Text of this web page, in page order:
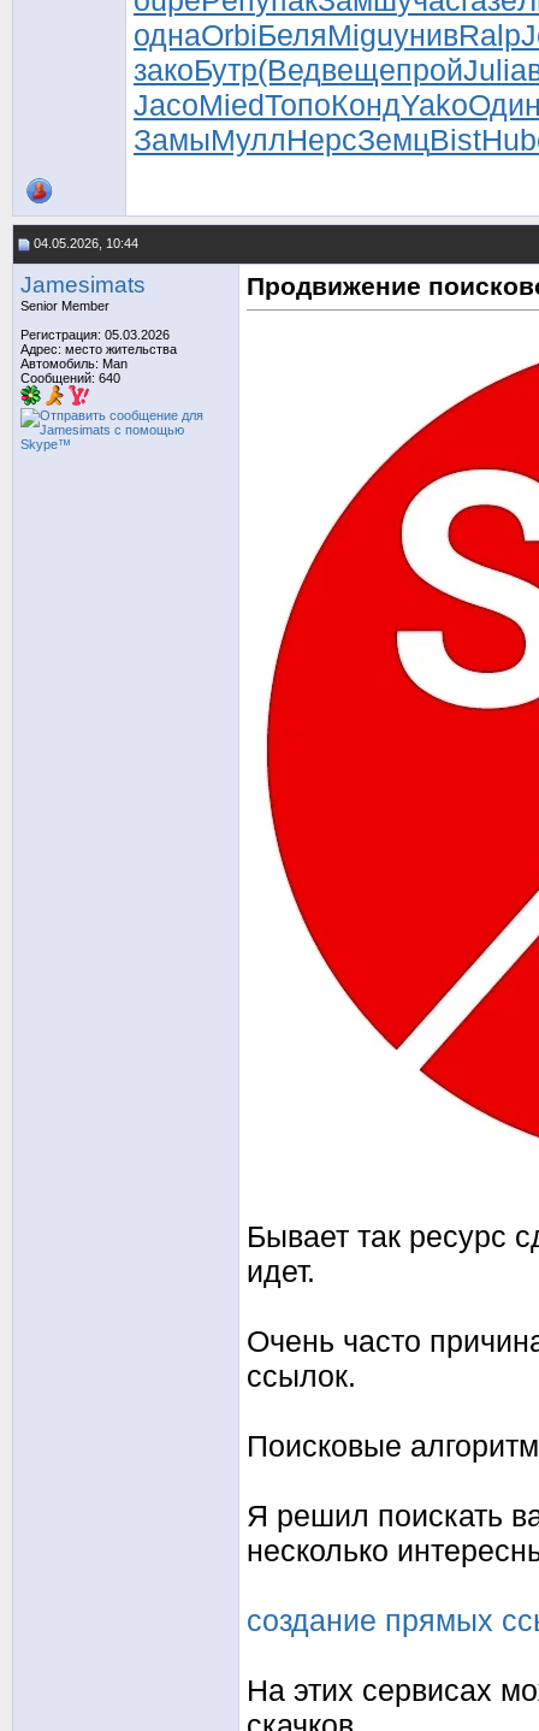
однаOrbiБеляMiguунивRalp
закоБутр(ВедвещепройJuli
JacoMiedТопоКондYako
ЗамыМуллНерсЗемцBist
04.05.2026, 10:44
Jamesimats
Senior Member
Регистрация: 05.03.2026
Адрес: место жительства
Автомобиль: Man
Сообщений: 640
Продвижение
Бывает так ресурс
идет.
Очень часто
ссылок.
Поисковые
Я решил поискать
несколько
создание прямых
На этих сервисах